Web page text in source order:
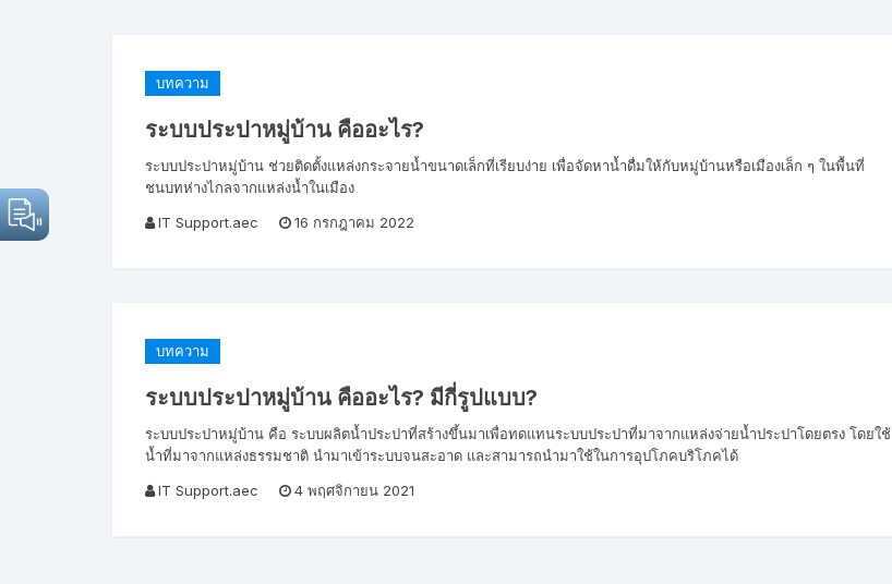
บทความ
ระบบประปาหมู่บ้าน คืออะไร?
ระบบประปาหมู่บ้าน ช่วยติดตั้งแหล่งกระจายน้ำขนาดเล็กที่เรียบง่าย เพื่อจัดหาน้ำดื่มให้กับหมู่บ้านหรือเมืองเล็ก ๆ ในพื้นที่
ชนบทห่างไกลจากแหล่งน้ำในเมือง
IT Support.aec
16 กรกฎาคม 2022
บทความ
ระบบประปาหมู่บ้าน คืออะไร? มีกี่รูปแบบ?
ระบบประปาหมู่บ้าน คือ ระบบผลิตน้ำประปาที่สร้างขึ้นมาเพื่อทดแทนระบบประปาที่มาจากแหล่งจ่ายน้ำประปาโดยตรง โดยใช้
น้ำที่มาจากแหล่งธรรมชาติ นำมาเข้าระบบจนสะอาด และสามารถนำมาใช้ในการอุปโภคบริโภคได้
IT Support.aec
4 พฤศจิกายน 2021